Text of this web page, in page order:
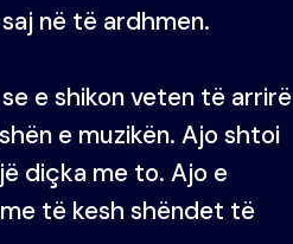
në të ardhmen.
e shikon veten të arrirë
e muzikën. Ajo shtoi
diçka me to. Ajo e
të kesh shëndet të